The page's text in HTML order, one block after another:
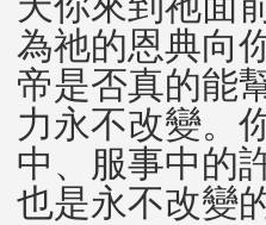
為祂的恩典向
帝是否真的能
力永不改變。
中、服事中的
也是永不改變